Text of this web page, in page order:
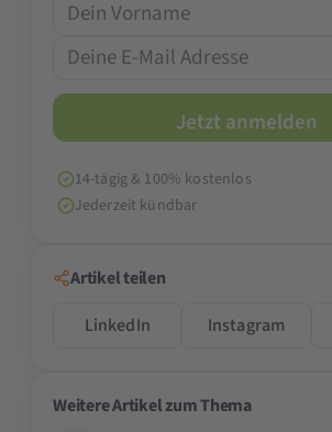
14-tägig & 100% kostenlos
Jederzeit kündbar
Artikel teilen
LinkedIn
Instagram
Weitere Artikel zum Thema